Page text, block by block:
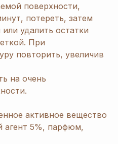
поверхности,
потереть, затем
удалить остатки
При
повторить, увеличив
на очень
активное вещество
агент 5%, парфюм,